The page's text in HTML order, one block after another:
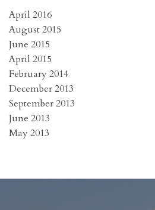
April 2016
August 2015
June 2015
April 2015
February 2014
December 2013
September 2013
June 2013
May 2013